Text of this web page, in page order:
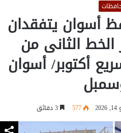
أسوان يتفقدان
الثانى من
أكتوبر/ أسوان
577